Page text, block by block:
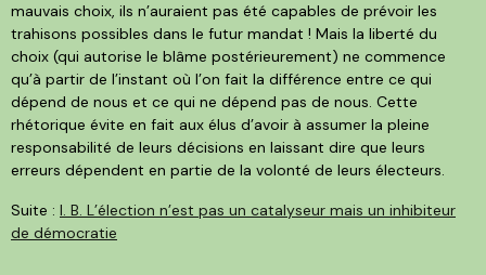
mauvais choix, ils n’auraient pas été capables de prévoir les
trahisons possibles dans le futur mandat ! Mais la liberté du
choix (qui autorise le blâme postérieurement) ne commence
qu’à partir de l’instant où l’on fait la différence entre ce qui
dépend de nous et ce qui ne dépend pas de nous. Cette
rhétorique évite en fait aux élus d’avoir à assumer la pleine
responsabilité de leurs décisions en laissant dire que leurs
erreurs dépendent en partie de la volonté de leurs électeurs.
Suite : I. B. L’élection n’est pas un catalyseur mais un inhibiteur
de démocratie